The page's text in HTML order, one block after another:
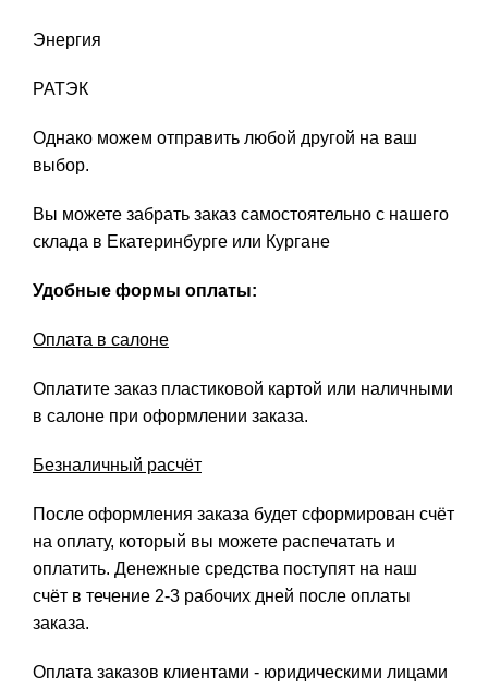
Энергия
РАТЭК
Однако можем отправить любой другой на ваш
выбор.
Вы можете забрать заказ самостоятельно с нашего
склада в Екатеринбурге или Кургане
Удобные формы оплаты:
Оплата в салоне
Оплатите заказ пластиковой картой или наличными
в салоне при оформлении заказа.
Безналичный расчёт
После оформления заказа будет сформирован счёт
на оплату, который вы можете распечатать и
оплатить. Денежные средства поступят на наш
счёт в течение 2-3 рабочих дней после оплаты
заказа.
Оплата заказов клиентами - юридическими лицами